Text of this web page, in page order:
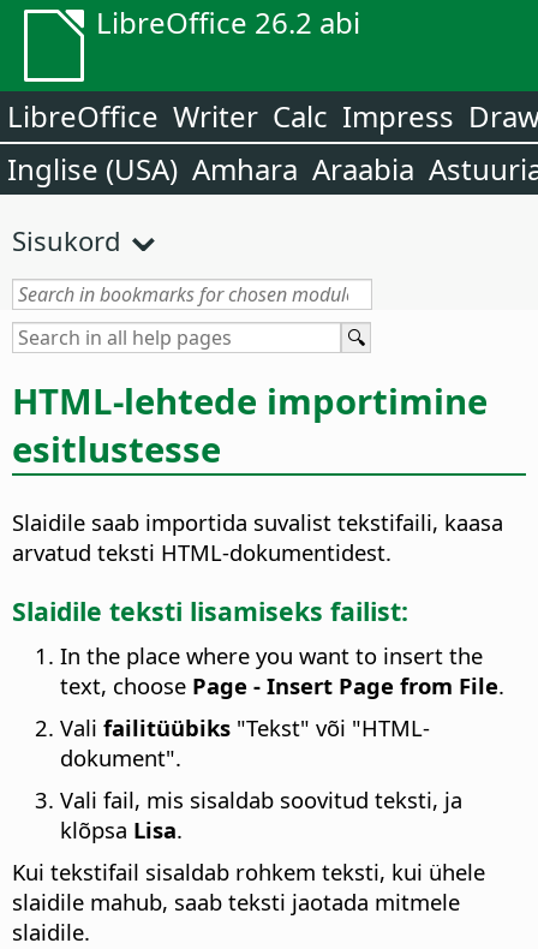
LibreOffice 26.2 abi
LibreOffice Writer Calc Impress
Inglise (USA) Amhara Araabia
Sisukord
HTML-lehtede importimine
esitlustesse
Slaidile saab importida suvalist tekstifaili, kaasa
arvatud teksti HTML-dokumentidest.
Slaidile teksti lisamiseks failist:
In the place where you want to insert the
text, choose Page - Insert Page from File.
Vali failitüübiks "Tekst" või "HTML-
dokument".
Vali fail, mis sisaldab soovitud teksti, ja
klõpsa Lisa.
Kui tekstifail sisaldab rohkem teksti, kui ühele
slaidile mahub, saab teksti jaotada mitmele
slaidile.